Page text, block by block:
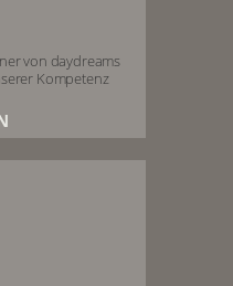
von daydreams
Kompetenz